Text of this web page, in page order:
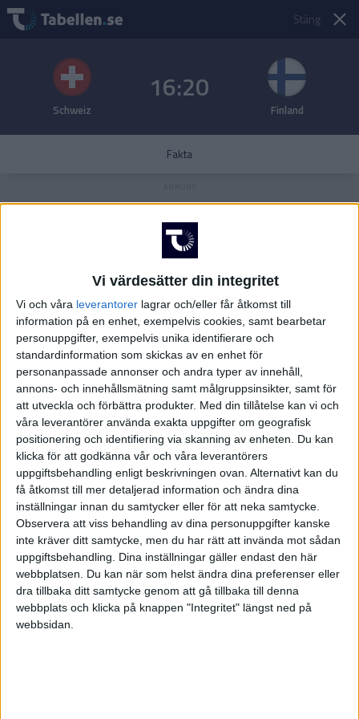
Vi värdesätter din integritet
Vi och våra leverantorer lagrar och/eller får åtkomst till
information på en enhet, exempelvis cookies, samt bearbetar
personuppgifter, exempelvis unika identifierare och
standardinformation som skickas av en enhet för
personanpassade annonser och andra typer av innehåll,
annons- och innehållsmätning samt målgruppsinsikter, samt för
att utveckla och förbättra produkter. Med din tillåtelse kan vi och
våra leverantörer använda exakta uppgifter om geografisk
positionering och identifiering via skanning av enheten. Du kan
klicka för att godkänna vår och våra leverantörers
uppgiftsbehandling enligt beskrivningen ovan. Alternativt kan du
få åtkomst till mer detaljerad information och ändra dina
inställningar innan du samtycker eller för att neka samtycke.
Observera att viss behandling av dina personuppgifter kanske
inte kräver ditt samtycke, men du har rätt att invända mot sådan
uppgiftsbehandling. Dina inställningar gäller endast den här
webbplatsen. Du kan när som helst ändra dina preferenser eller
dra tillbaka ditt samtycke genom att gå tillbaka till denna
webbplats och klicka på knappen "Integritet" längst ned på
webbsidan.
Stäng
Schweiz
16:20
Finland
Fakta
FAKTA